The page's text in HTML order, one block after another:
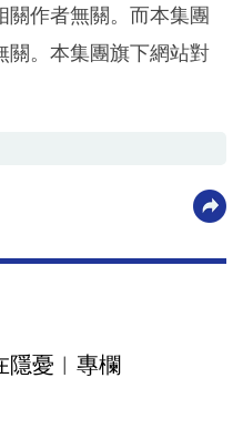
作者無關。而本集團
關。本集團旗下網站對
隱憂︳專欄